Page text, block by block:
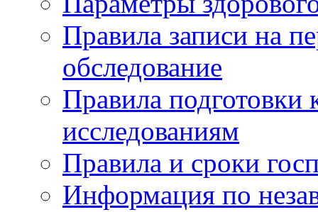
Правила записи на
обследование
Правила подготовки
исследованиям
Правила и сроки
Информация по